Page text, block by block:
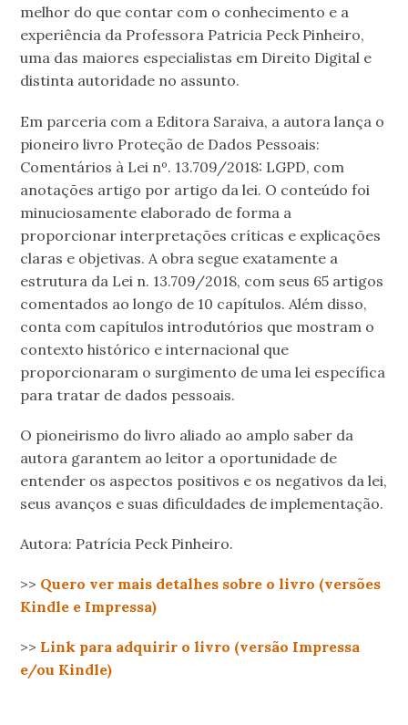
melhor do que contar com o conhecimento e a
experiência da Professora Patricia Peck Pinheiro,
uma das maiores especialistas em Direito Digital e
distinta autoridade no assunto.
Em parceria com a Editora Saraiva, a autora lança o
pioneiro livro Proteção de Dados Pessoais:
Comentários à Lei nº. 13.709/2018: LGPD, com
anotações artigo por artigo da lei. O conteúdo foi
minuciosamente elaborado de forma a
proporcionar interpretações críticas e explicações
claras e objetivas. A obra segue exatamente a
estrutura da Lei n. 13.709/2018, com seus 65 artigos
comentados ao longo de 10 capítulos. Além disso,
conta com capítulos introdutórios que mostram o
contexto histórico e internacional que
proporcionaram o surgimento de uma lei específica
para tratar de dados pessoais.
O pioneirismo do livro aliado ao amplo saber da
autora garantem ao leitor a oportunidade de
entender os aspectos positivos e os negativos da lei,
seus avanços e suas dificuldades de implementação.
Autora: Patrícia Peck Pinheiro.
>> Quero ver mais detalhes sobre o livro (versões
Kindle e Impressa)
>> Link para adquirir o livro (versão Impressa
e/ou Kindle)